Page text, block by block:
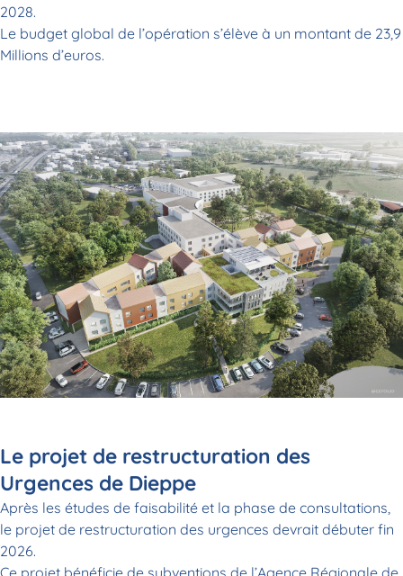
2028.
Le budget global de l’opération s’élève à un montant de 23,9
Millions d’euros.
Le projet de restructuration des
Urgences de Dieppe
Après les études de faisabilité et la phase de consultations,
le projet de restructuration des urgences devrait débuter fin
2026.